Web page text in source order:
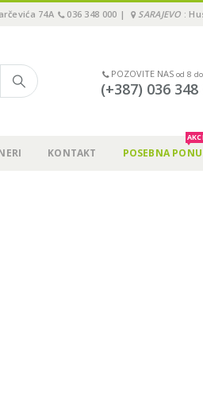
74A 036 348 000 | SARAJEVO :
POZOVITE NAS od 8
(+387) 036 348
KONTAKT POSEBNA